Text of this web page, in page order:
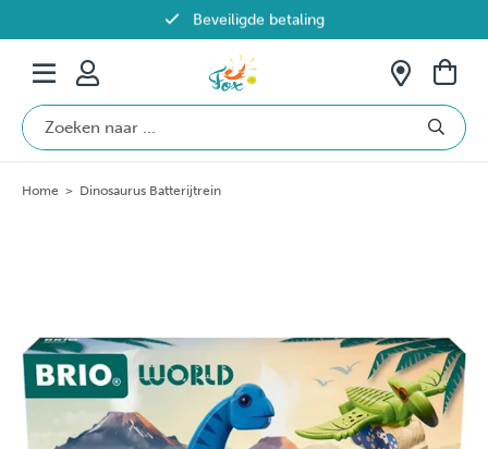
Beveiligde betaling
Gratis verzending vanaf €69 in België
Home > Dinosaurus Batterijtrein